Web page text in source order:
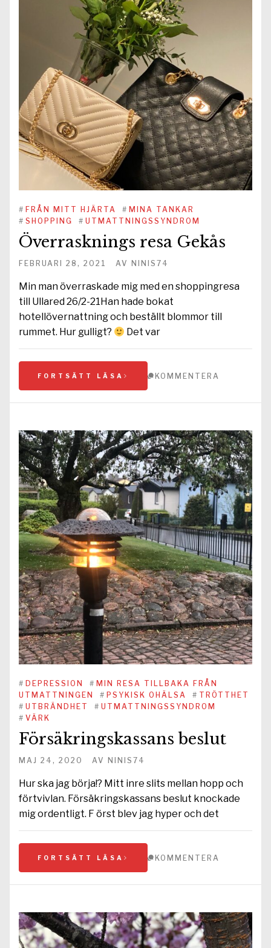
# FRÅN MITT HJÄRTA # MINA TANKAR
# SHOPPING # UTMATTNINGSSYNDROM
Överrasknings resa Gekås
FEBRUARI 28, 2021 AV NINIS74
Min man överraskade mig med en shoppingresa
till Ullared 26/2-21Han hade bokat
hotellövernattning och beställt blommor till
rummet. Hur gulligt?
Det var
FORTSÄTT LÄSA KOMMENTERA
# DEPRESSION # MIN RESA TILLBAKA FRÅN
UTMATTNINGEN
# PSYKISK OHÄLSA # TRÖTTHET
# UTBRÄNDHET # UTMATTNINGSSYNDROM
# VÄRK
Försäkringskassans beslut
MAJ 24, 2020 AV NINIS74
Hur ska jag börja!? Mitt inre slits mellan hopp och
förtvivlan. Försäkringskassans beslut knockade
mig ordentligt. F örst blev jag hyper och det
FORTSÄTT LÄSA KOMMENTERA